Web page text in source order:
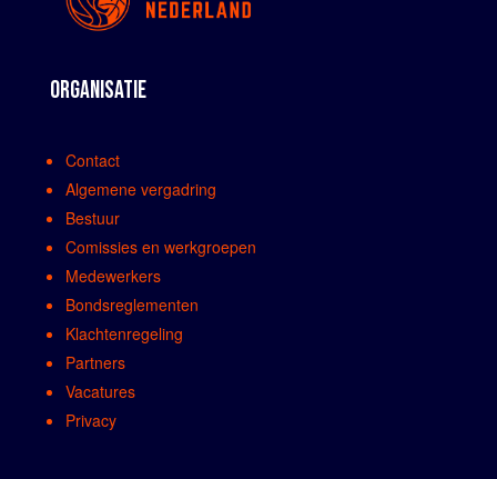
ORGANISATIE
Contact
Algemene vergadring
Bestuur
Comissies en werkgroepen
Medewerkers
Bondsreglementen
Klachtenregeling
Partners
Vacatures
Privacy